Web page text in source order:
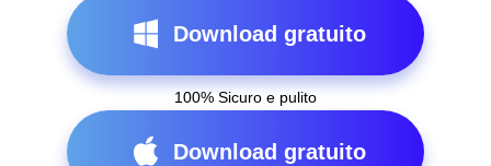
Download gratuito
100% Sicuro e pulito
Download gratuito